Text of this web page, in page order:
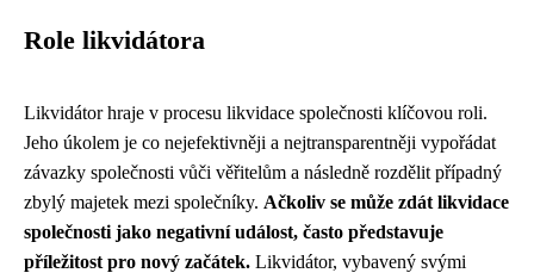
Role likvidátora
Likvidátor hraje v procesu likvidace společnosti klíčovou roli.
Jeho úkolem je co nejefektivněji a nejtransparentněji vypořádat
závazky společnosti vůči věřitelům a následně rozdělit případný
zbylý majetek mezi společníky. Ačkoliv se může zdát likvidace
společnosti jako negativní událost, často představuje
příležitost pro nový začátek. Likvidátor, vybavený svými